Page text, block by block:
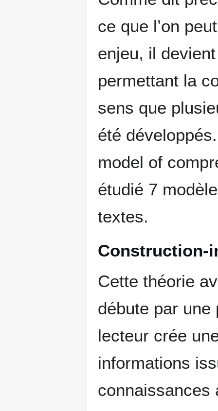
ce que l’on
enjeu, il
permettant la
sens que
été
model of
étudié 7
textes.
Construction-
Cette théorie
débute par une
lecteur crée
informations
connaissances